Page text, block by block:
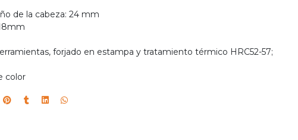
de la cabeza: 24 mm
forjado en estampa y tratamiento térmico HRC52-57;
color